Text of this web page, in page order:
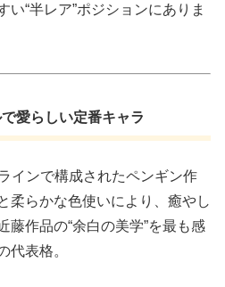
い“半レア”ポジションにありま
愛らしい定番キャラ
インで構成されたペンギン作
柔らかな色使いにより、癒やし
藤作品の“余白の美学”を最も感
代表格。